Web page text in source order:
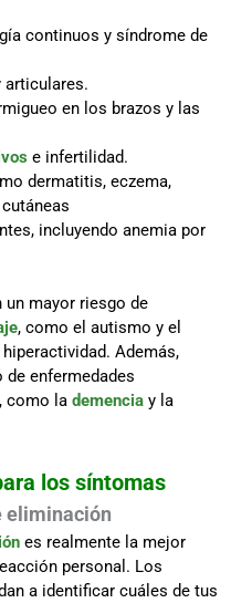
continuos y síndrome de
articulares.
en los brazos y las
e infertilidad.
dermatitis, eczema,
incluyendo anemia por
mayor riesgo de
, como el autismo y el
Además,
de enfermedades
como la demencia y la
los síntomas
eliminación
es realmente la mejor
personal. Los
a identificar cuáles de tus